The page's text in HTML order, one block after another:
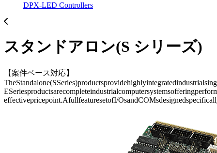
DPX-LED Controllers
スタンドアロン(S シリーズ)
【案件ベース対応】
effectivepricepoint.AfullfeaturesetofI/